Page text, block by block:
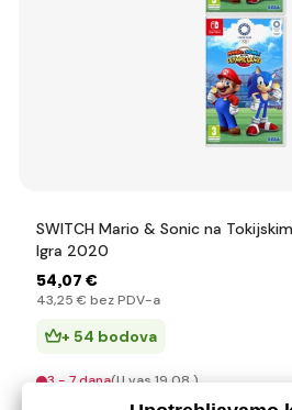
SWITCH Mario & Sonic na
Igra 2020
54,07 €
43,25 € bez PDV-a
+ 54 bodova
3 - 7 dana(U vas 19.08.)